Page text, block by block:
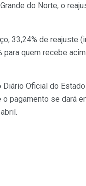
do Norte, o
33,24% de reajuste
quem recebe
Oficial do
pagamento se dará